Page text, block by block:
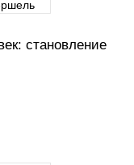
становление